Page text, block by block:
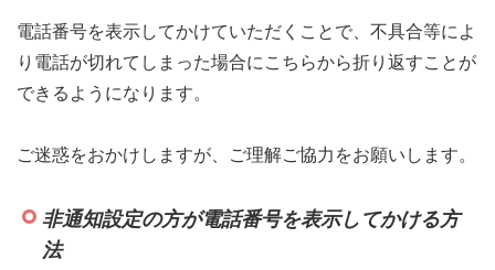
電話番号を表示してかけていただくことで、不具合等によ
り電話が切れてしまった場合にこちらから折り返すことが
できるようになります。
ご迷惑をおかけしますが、ご理解ご協力をお願いします。
非通知設定の方が電話番号を表示してかける方
法